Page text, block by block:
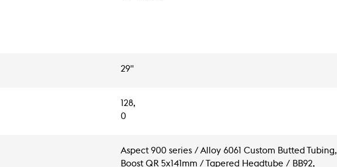
29"
128,
0
Aspect 900 series / Alloy 6061 Custom Butted Tubing,
Boost QR 5x141mm / Tapered Headtube / BB92,